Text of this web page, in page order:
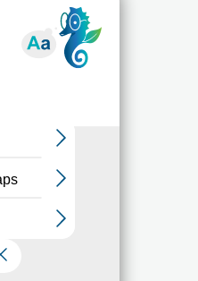
personnelles
: Net.com